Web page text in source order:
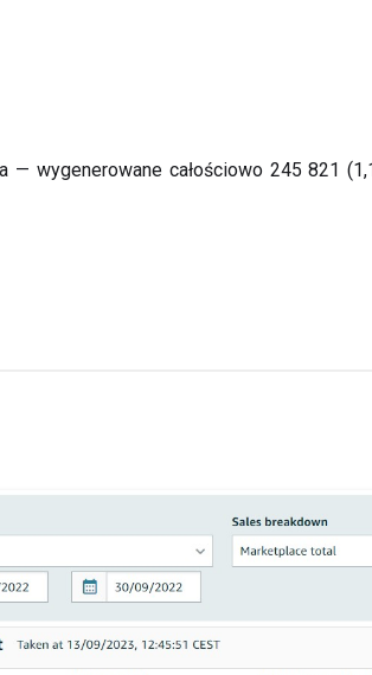
wygenerowane całościowo 245 821